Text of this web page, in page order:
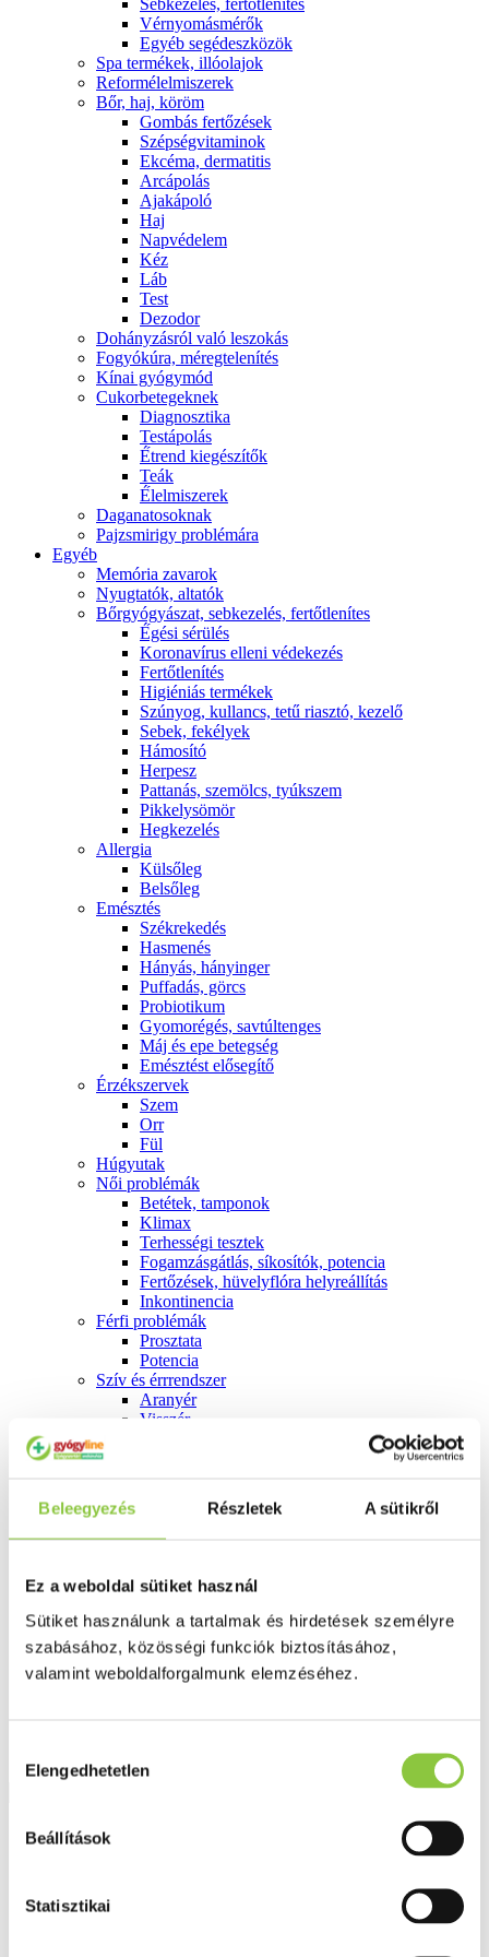
Beleegyezés Részletek A sütikről
Ez a weboldal sütiket használ
Sütiket használunk a tartalmak és hirdetések személyre
szabásához, közösségi funkciók biztosításához,
valamint weboldalforgalmunk elemzéséhez.
kiválasztása
Elengedhetetlen
Beállítások
Statisztikai
Sebkezelés, fertőtlenítés
Vérnyomásmérők
Egyéb segédeszközök
Spa termékek, illóolajok
Reformélelmiszerek
Bőr, haj, köröm
Gombás fertőzések
Szépségvitaminok
Ekcéma, dermatitis
Arcápolás
Ajakápoló
Haj
Napvédelem
Kéz
Láb
Test
Dezodor
Dohányzásról való leszokás
Fogyókúra, méregtelenítés
Kínai gyógymód
Cukorbetegeknek
Diagnosztika
Testápolás
É́trend kiegészítők
Teák
É́lelmiszerek
Daganatosoknak
Pajzsmirigy problémára
Egyéb
Memória zavarok
Nyugtatók, altatók
Bőrgyógyászat, sebkezelés, fertőtlenítes
É́gési sérülés
Koronavírus elleni védekezés
Fertőtlenítés
Higiéniás termékek
Szúnyog, kullancs, tetű riasztó, kezelő
Sebek, fekélyek
Hámosító
Herpesz
Pattanás, szemölcs, tyúkszem
Pikkelysömör
Hegkezelés
Allergia
Külsőleg
Belsőleg
Emésztés
Székrekedés
Hasmenés
Hányás, hányinger
Puffadás, görcs
Probiotikum
Gyomorégés, savtúltenges
Máj és epe betegség
Emésztést elősegítő
Érzékszervek
Szem
Orr
Fül
Húgyutak
Női problémák
Betétek, tamponok
Klimax
Terhességi tesztek
Fogamzásgátlás, síkosítók, potencia
Fertőzések, hüvelyflóra helyreállítás
Inkontinencia
Férfi problémák
Prosztata
Potencia
Szív és érrrendszer
Aranyér
Visszér
Koleszterinszint csökkentők, omega 3
Í́nygyulladás
Szájvíz
Fogselyem
Műfogsor ápolás
Fogfehérítés
Teák
É́lvezeti
Ajánlataink
Gyntima Intim fehérítő krém, 50 ml